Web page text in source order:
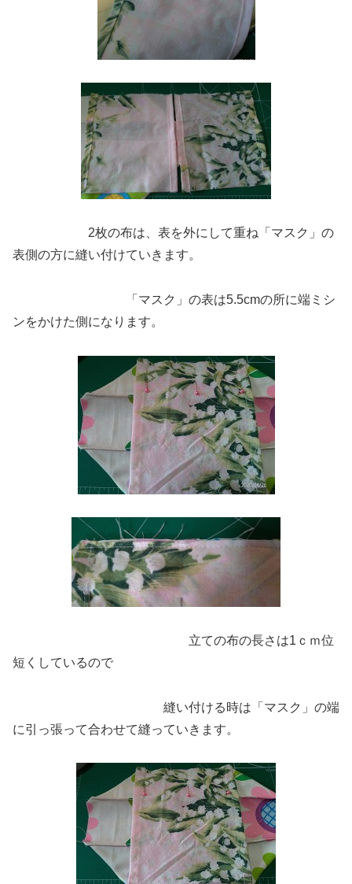
2枚の布は、表を外にして重ね「マスク」の
表側の方に縫い付けていきます。
「マスク」の表は5.5cmの所に端ミシ
ンをかけた側になります。
立ての布の長さは1ｃｍ位
短くしているので
縫い付ける時は「マスク」の端
に引っ張って合わせて縫っていきます。